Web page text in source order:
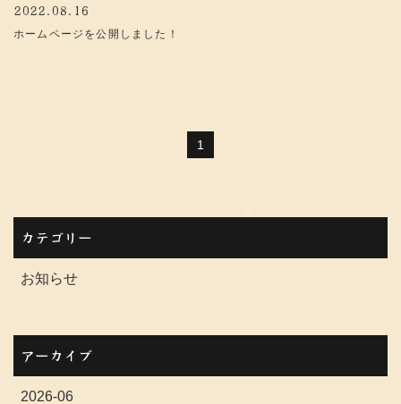
2022.08.16
ホームページを公開しました！
1
カテゴリー
お知らせ
アーカイブ
2026-06